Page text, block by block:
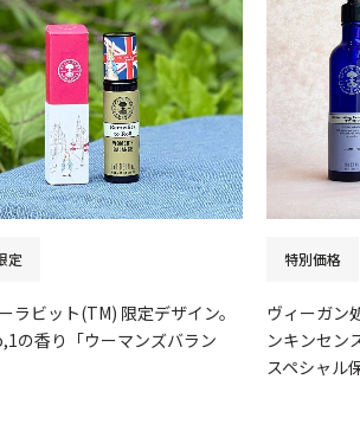
定
ラビット(TM) 限定デザイン。
の香り「ウーマンズバラン
特別価格
ヴィーガン
ンキンセン
スペシャル